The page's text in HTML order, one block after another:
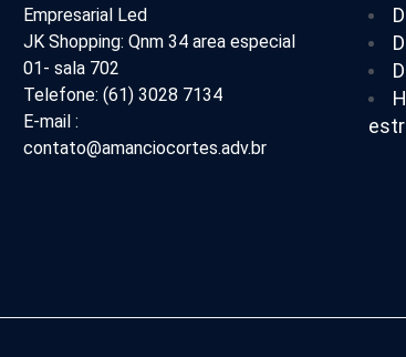
Empresarial Led
JK Shopping: Qnm 34 area especial
01- sala 702
Telefone: (61) 3028 7134
E-mail :
contato@amanciocortes.adv.br